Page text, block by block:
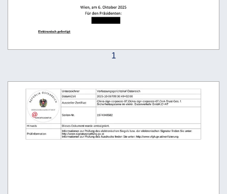
                                                     
                       
1
Unterzeichner
Verfassungsgerichtshof Österreich
Datum/Zeit
2025-10-06T09:30:49+02:00
Aussteller-Zertifikat
CN=a-sign-corporate-07,OU=a-sign-corporate-07,O=A-Trust Ges. f.
Sicherheitssysteme im elektr. Datenverkehr GmbH,C=AT
Serien-Nr. 1974040582
Hinweis Dieses Dokument wurde amtssigniert.
Prüfinformation
Informationen zur Prüfung des elektronischen Siegels bzw. der elektronischen Signatur finden Sie unter:
http://www.signaturpruefung.gv.at
Informationen zur Prüfung des Ausdrucks finden Sie unter: http://www.vfgh.gv.at/verifizierung